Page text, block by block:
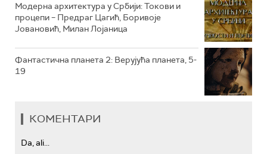
Модерна архитектура у Србији: Токови и
процепи – Предраг Цагић, Боривоје
Јовановић, Милан Лојаница
Фантастична планета 2: Верујућа планета, 5-
19
КОМЕНТАРИ
Da, ali...